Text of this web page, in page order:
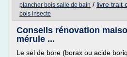
plancher bois salle de bain / livre trait
bois insecte
Conseils rénovation
mérule ...
Le sel de bore (borax ou acide